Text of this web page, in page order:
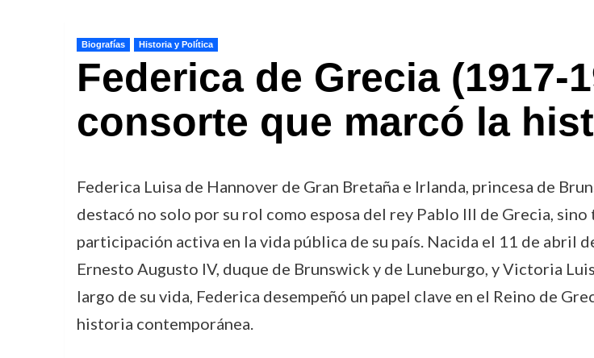
Biografías Historia y Política
Federica de Grecia (1917-
consorte que marcó la
Federica Luisa de Hannover de Gran Bretaña e Irlanda, princesa de
destacó no solo por su rol como esposa del rey Pablo III de Grecia,
participación activa en la vida pública de su país. Nacida el 11 de abril
Ernesto Augusto IV, duque de Brunswick y de Luneburgo, y Victoria
largo de su vida, Federica desempeñó un papel clave en el Reino de
historia contemporánea.